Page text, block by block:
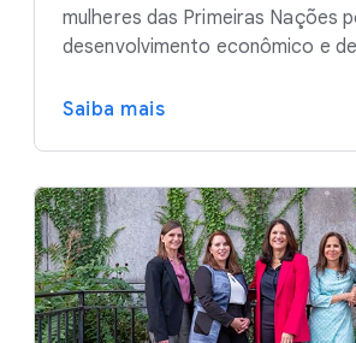
mulheres das Primeiras Nações
desenvolvimento econômico e
Saiba mais